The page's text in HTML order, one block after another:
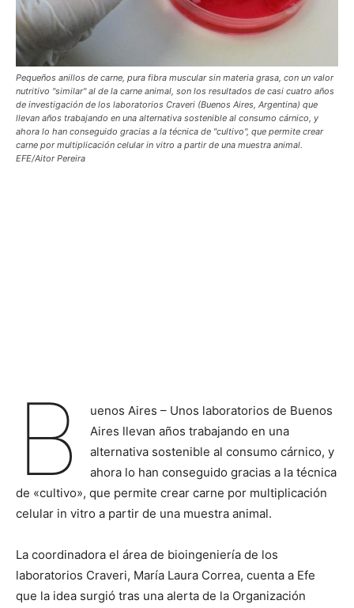
Pequeños anillos de carne, pura fibra muscular sin materia grasa, con un valor
nutritivo "similar" al de la carne animal, son los resultados de casi cuatro años
de investigación de los laboratorios Craveri (Buenos Aires, Argentina) que
llevan años trabajando en una alternativa sostenible al consumo cárnico, y
ahora lo han conseguido gracias a la técnica de "cultivo", que permite crear
carne por multiplicación celular in vitro a partir de una muestra animal.
EFE/Aitor Pereira
B
uenos Aires – Unos laboratorios de Buenos
Aires llevan años trabajando en una
alternativa sostenible al consumo cárnico, y
ahora lo han conseguido gracias a la técnica
de «cultivo», que permite crear carne por multiplicación
celular in vitro a partir de una muestra animal.
La coordinadora el área de bioingeniería de los
laboratorios Craveri, María Laura Correa, cuenta a Efe
que la idea surgió tras una alerta de la Organización